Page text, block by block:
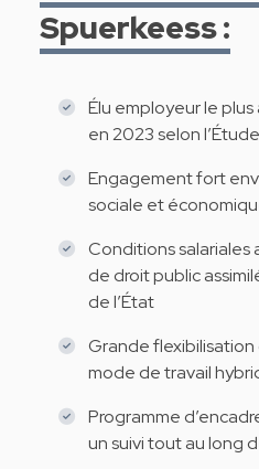
Spuerkeess :
Élu employeur le
en 2023 selon
Engagement fort
sociale et
Conditions
de droit public
de l’État
Grande
mode de travail
Programme
un suivi tout au long